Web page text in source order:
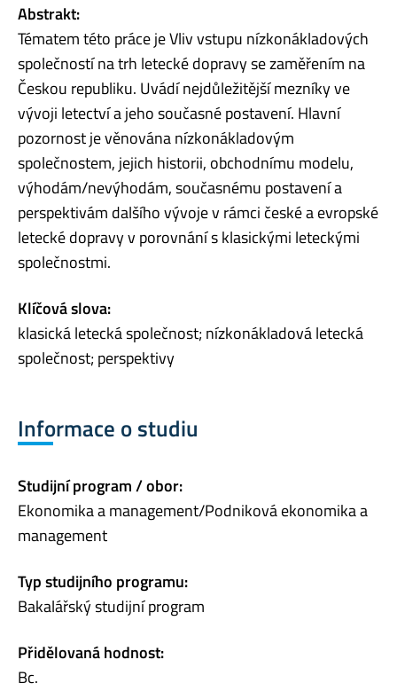
Abstrakt:
Tématem této práce je Vliv vstupu nízkonákladových
společností na trh letecké dopravy se zaměřením na
Českou republiku. Uvádí nejdůležitější mezníky ve
vývoji letectví a jeho současné postavení. Hlavní
pozornost je věnována nízkonákladovým
společnostem, jejich historii, obchodnímu modelu,
výhodám/nevýhodám, současnému postavení a
perspektivám dalšího vývoje v rámci české a evropské
letecké dopravy v porovnání s klasickými leteckými
společnostmi.
Klíčová slova:
klasická letecká společnost; nízkonákladová letecká
společnost; perspektivy
Informace o studiu
Studijní program / obor:
Ekonomika a management/Podniková ekonomika a
management
Typ studijního programu:
Bakalářský studijní program
Přidělovaná hodnost:
Bc.